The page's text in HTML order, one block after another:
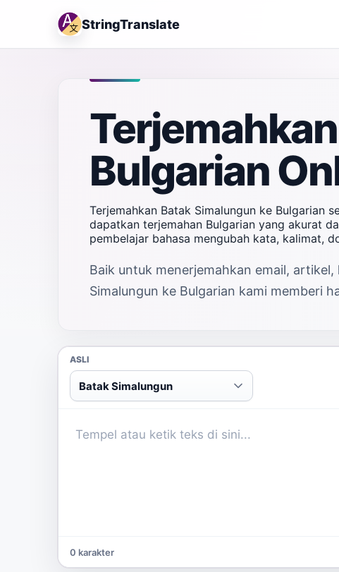
StringTranslate
Bulgarian
Terjemahkan Batak Simalungun ke Bulgarian
dapatkan terjemahan Bulgarian yang akurat
pembelajar bahasa mengubah kata, kalimat,
Baik untuk menerjemahkan email,
Simalungun ke Bulgarian kami memberi
ASLI
Batak Simalungun
0 karakter